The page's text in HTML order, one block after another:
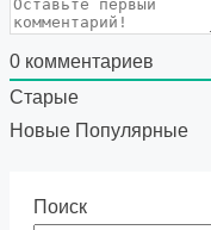
0 комментариев
Старые
Новые Популярные
Поиск